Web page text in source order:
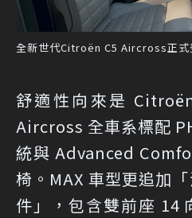
全新世代Citroën C5 Aircross正式
舒適性向來是
Aircross 全車系標配
統與 Advanced
椅。MAX 車型更追加
件」，包含雙前座 14